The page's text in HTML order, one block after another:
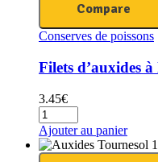
Compare
Conserves de poissons
Filets d’auxides
3.45€
Ajouter au panier